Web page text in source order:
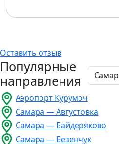
Оставить отзыв
Популярные
направления
Аэропорт Курумоч
Самара — Августовка
Самара — Байдеряково
Самара — Безенчук